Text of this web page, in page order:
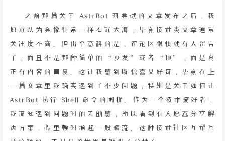
之前那篇关于 AstrBot 初尝试的文章发布之后，我
原本以为会像往常一样石沉大海，毕竟技术类文章通常
关注度不高。但出乎意料的是，评论区很快就有人留言
了，而且不是那种简单的“沙发”或者“顶”，而是真
正有内容的回复。这让我感到既惊喜又好奇，毕竟在上
一篇文章里我确实遇到了不少问题，特别是关于如何让
AstrBot 执行 Shell 命令的困扰。作为一个技术爱好者，
我深知遇到问题时的无助感，所以看到有人愿意分享解
决方案，心里顿时涌起一股暖流。这种技术社区互帮互